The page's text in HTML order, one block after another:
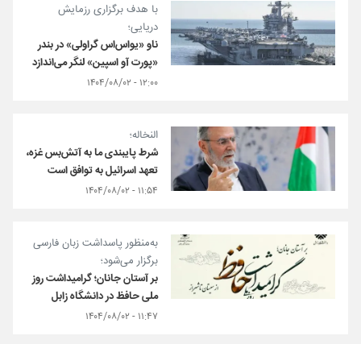
با هدف برگزاری رزمایش
دریایی؛
ناو «یواس‌اس گراولی» در بندر
«پورت آو اسپین» لنگر می‌اندازد
۱۲:۰۰ - ۱۴۰۴/۰۸/۰۲
النخاله؛
شرط پایبندی ما به آتش‌بس غزه،
تعهد اسرائیل به توافق است
۱۱:۵۴ - ۱۴۰۴/۰۸/۰۲
به‌منظور پاسداشت زبان فارسی
برگزار می‌شود؛
بر آستان جانان؛ گرامیداشت روز
ملی حافظ در دانشگاه زابل
۱۱:۴۷ - ۱۴۰۴/۰۸/۰۲